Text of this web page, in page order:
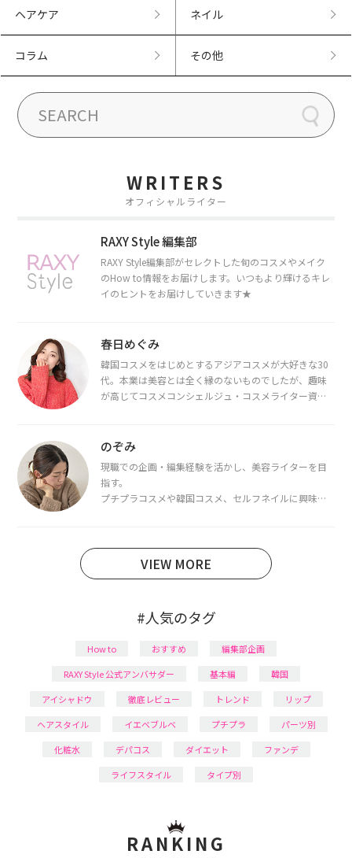
ヘアケア ネイル
コラム その他
WRITERS
オフィシャルライター
RAXY Style 編集部
RAXY Style編集部がセレクトした旬のコスメやメイク
のHow to情報をお届けします。いつもより輝けるキレ
イのヒントをお届けしていきます★
春日めぐみ
韓国コスメをはじめとするアジアコスメが大好きな30
代。本業は美容とは全く縁のないものでしたが、趣味
が高じてコスメコンシェルジュ・コスメライター資格
断・骨格診断によるイメージコンサルティングも行っ
のぞみ
現職での企画・編集経験を活かし、美容ライターを目
指す。
プチプラコスメや韓国コスメ、セルフネイルに興味が
日本化粧品検定1級保有。
VIEW MORE
#人気のタグ
How to おすすめ
編集部企画
RAXY Style 公式アンバサダー
基本編
韓国
アイシャドウ
徹底レビュー トレンド
リップ
ヘアスタイル
イエベブルベ プチプラ
パーツ別
化粧水
デパコス ダイエット
ファンデ
ライフスタイル
タイプ別
RANKING